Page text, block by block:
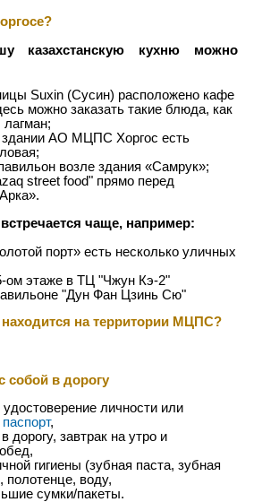
казахстанскую кухню можно
Suxin (Сусин) расположено кафе
можно заказать такие блюда, как
здании АО МЦПС Хоргос есть
возле здания «Самрук»;
street food" прямо перед
встречается чаще, например:
порт» есть несколько уличных
ом этаже в ТЦ "Чжун Кэ-2"
"Дун Фан Цзинь Сю"
на территории МЦПС?
собой в дорогу
личности или
,
дорогу, завтрак на утро и
гигиены (зубная паста, зубная
воду,
сумки/пакеты.